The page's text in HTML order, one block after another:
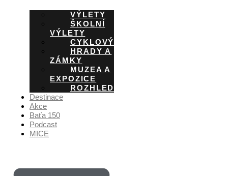
VÝLETY
ŠKOLNÍ
VÝLETY
CYKLOVÝLETY
HRADY A
ZÁMKY
MUZEA A
EXPOZICE
ROZHLEDNY
Destinace
Akce
Baťa 150
Podcast
MICE